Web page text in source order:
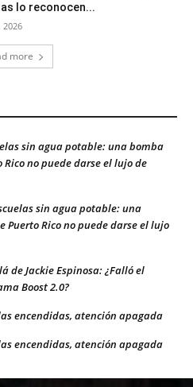
lo reconocen...
2026
more
sin agua potable: una bomba
no puede darse el lujo de
sin agua potable: una
Rico no puede darse el lujo
de Jackie Espinosa: ¿Falló el
Boost 2.0?
encendidas, atención apagada
encendidas, atención apagada